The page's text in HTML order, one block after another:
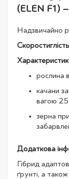
(ELEN F1)
Надзвичайно
рослина
качани
вагою
зерна
Додаткова
Гібрид
ґрунті, а